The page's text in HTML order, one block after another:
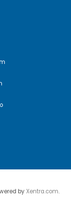
byXentra.com.